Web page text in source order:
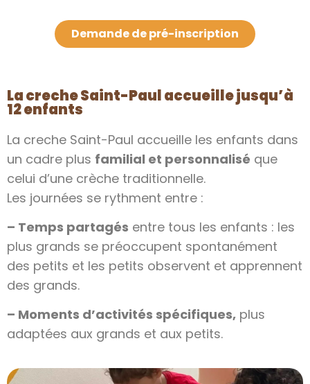
Demande de pré-inscription
La creche Saint-Paul accueille jusqu’à
12 enfants
La creche Saint-Paul accueille les enfants dans
un cadre plus familial et personnalisé que
celui d’une crèche traditionnelle.
Les journées se rythment entre :
– Temps partagés entre tous les enfants : les
plus grands se préoccupent spontanément
des petits et les petits observent et apprennent
des grands.
– Moments d’activités spécifiques, plus
adaptées aux grands et aux petits.